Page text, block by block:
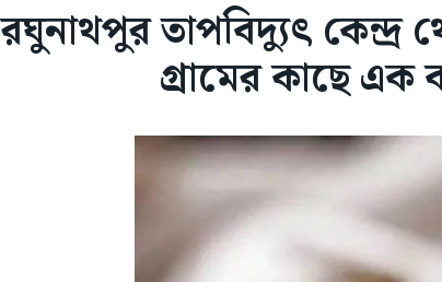
রঘুনাথপুর তাপবিদ্যুৎ কেন্দ্র
গ্রামের কাছে এক